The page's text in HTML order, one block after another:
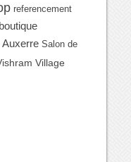
referencement
Auxerre Salon de
Village